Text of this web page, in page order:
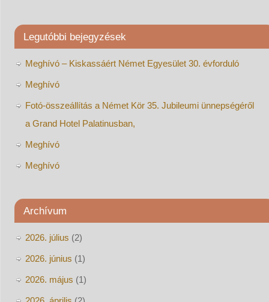
Legutóbbi bejegyzések
Meghívó – Kiskassáért Német Egyesület 30. évforduló
Meghívó
Fotó-összeállítás a Német Kör 35. Jubileumi ünnepségéről
a Grand Hotel Palatinusban,
Meghívó
Meghívó
Archívum
2026. július (2)
2026. június (1)
2026. május (1)